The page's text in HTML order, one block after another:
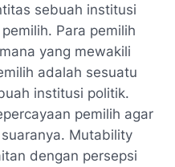
sebuah institusi
Para pemilih
yang mewakili
adalah sesuatu
institusi politik.
pemilih agar
Mutability
dengan persepsi